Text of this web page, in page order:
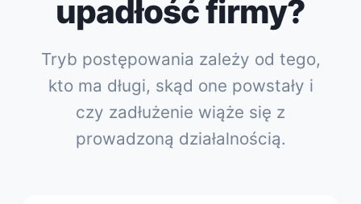
upadłość firmy?
Tryb postępowania zależy od tego,
kto ma długi, skąd one powstały i
czy zadłużenie wiąże się z
prowadzoną działalnością.